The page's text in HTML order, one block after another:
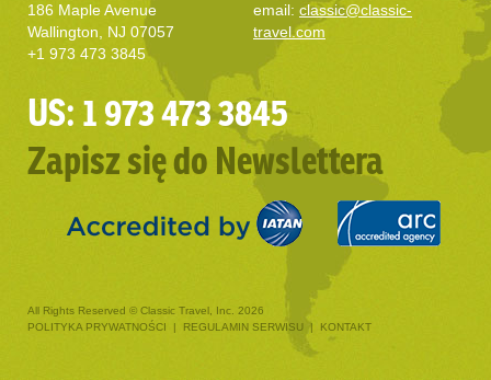
186 Maple Avenue
Wallington, NJ 07057
+1 973 473 3845
email: classic@classic-
travel.com
US: 1 973 473 3845
Zapisz się do Newslettera
All Rights Reserved © Classic Travel, Inc. 2026
POLITYKA PRYWATNOŚCI
| REGULAMIN SERWISU | KONTAKT